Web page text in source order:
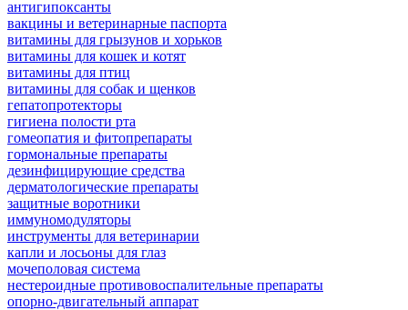
антигипоксанты
вакцины и ветеринарные паспорта
витамины для грызунов и хорьков
витамины для кошек и котят
витамины для птиц
витамины для собак и щенков
гепатопротекторы
гигиена полости рта
гомеопатия и фитопрепараты
гормональные препараты
дезинфицирующие средства
дерматологические препараты
защитные воротники
иммуномодуляторы
инструменты для ветеринарии
капли и лосьоны для глаз
мочеполовая система
нестероидные противовоспалительные препараты
опорно-двигательный аппарат